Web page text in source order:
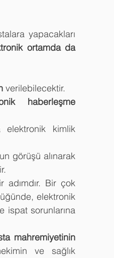
yapacakları
ortamda da
verilebilecektir.
haberleşme
kimlik
görüşü alınarak
adımdır. Bir çok
elektronik
ispat sorunlarına
mahremiyetinin
ve sağlık